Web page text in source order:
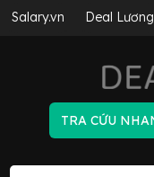
Salary.vn Deal Lương